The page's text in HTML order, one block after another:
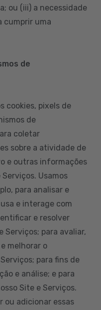
ou (iii) a necessidade
cumprir uma
de
cookies, pixels de
de
coletar
sobre a atividade de
e outras informações
Usamos
para analisar e
e interage com
e resolver
Serviços; para avaliar,
melhorar o
para fins de
e análise; e para
Site e Serviços.
ou adicionar essas